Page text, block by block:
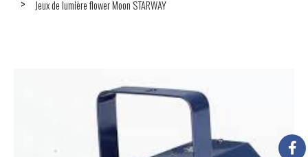
Jeux de lumière flower Moon STARWAY